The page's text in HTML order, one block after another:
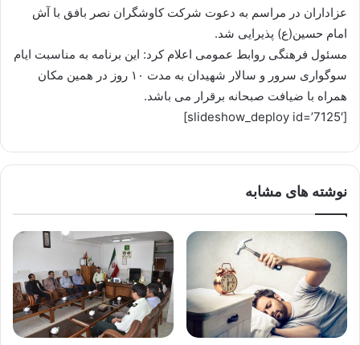
عزاداران در مراسم به دعوت شرکت کاوشگران نصر بافق با آش
امام حسین(ع) پذیرایی شد.
مسئول فرهنگی روابط عمومی اعلام کرد: این برنامه به مناسبت ایام
سوگواری سرور و سالار شهیدان به مدت ۱۰ روز در همین مکان
همراه با ضیافت صبحانه برقرار می باشد.
[slideshow_deploy id=’7125′]
نوشته های مشابه